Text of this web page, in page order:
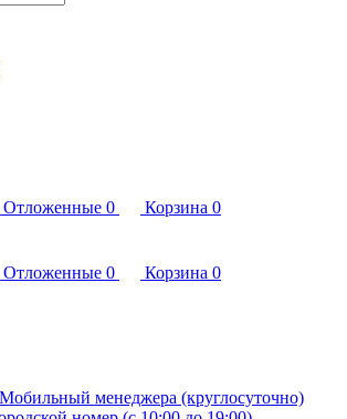
Отложенные 0 Корзина 0
Отложенные 0 Корзина 0
Мобильный менеджера (круглосуточно)